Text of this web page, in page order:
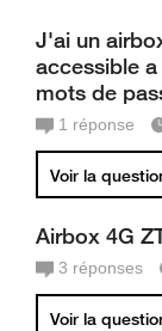
J'ai un
accessible
mots de
1 réponse
Voir la
Airbox 4G
3 réponses
Voir la